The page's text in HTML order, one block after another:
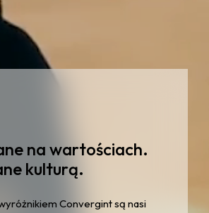
na wartościach.
kulturą.
Convergint są nasi